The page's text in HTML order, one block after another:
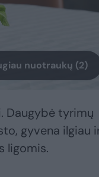
nuotraukų (2)
Daugybė tyrimų
gyvena ilgiau
ligomis.